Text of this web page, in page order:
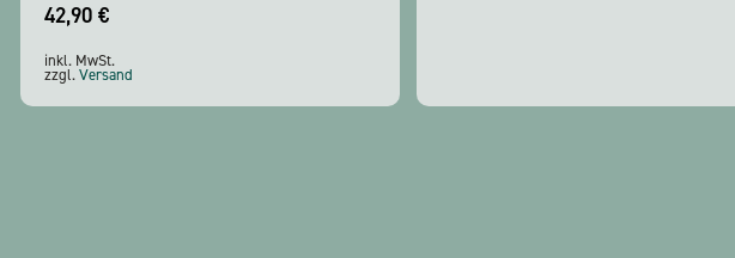
42,90 €
inkl. MwSt.
zzgl.Versand